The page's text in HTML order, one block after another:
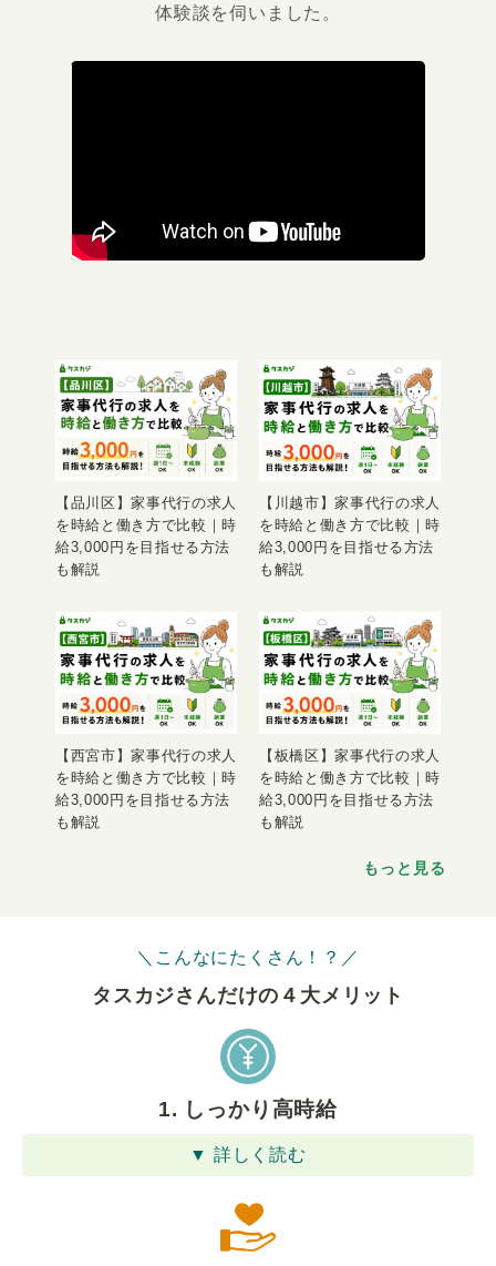
体験談を伺いました。
【品川区】家事代行の求人
を時給と働き方で比較｜時
給3,000円を目指せる方法
も解説
【川越市】家事代行の求人
を時給と働き方で比較｜時
給3,000円を目指せる方法
も解説
【西宮市】家事代行の求人
を時給と働き方で比較｜時
給3,000円を目指せる方法
も解説
【板橋区】家事代行の求人
を時給と働き方で比較｜時
給3,000円を目指せる方法
も解説
もっと見る
＼こんなにたくさん！？／
タスカジさんだけの４⼤メリット
1. しっかり高時給
▼ 詳しく読む